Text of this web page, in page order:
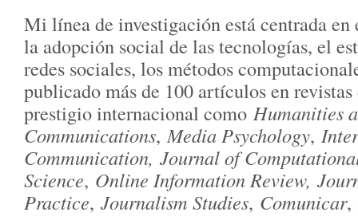
Mi línea de investigación está centrada en
la adopción social de las tecnologías, el
redes sociales, los métodos
publicado más de 100 artículos en
prestigio internacional como Humanities
Communications, Media Psychology,
Communication, Journal of
Science, Online Information Review,
Practice, Journalism Studies, Comunicar,